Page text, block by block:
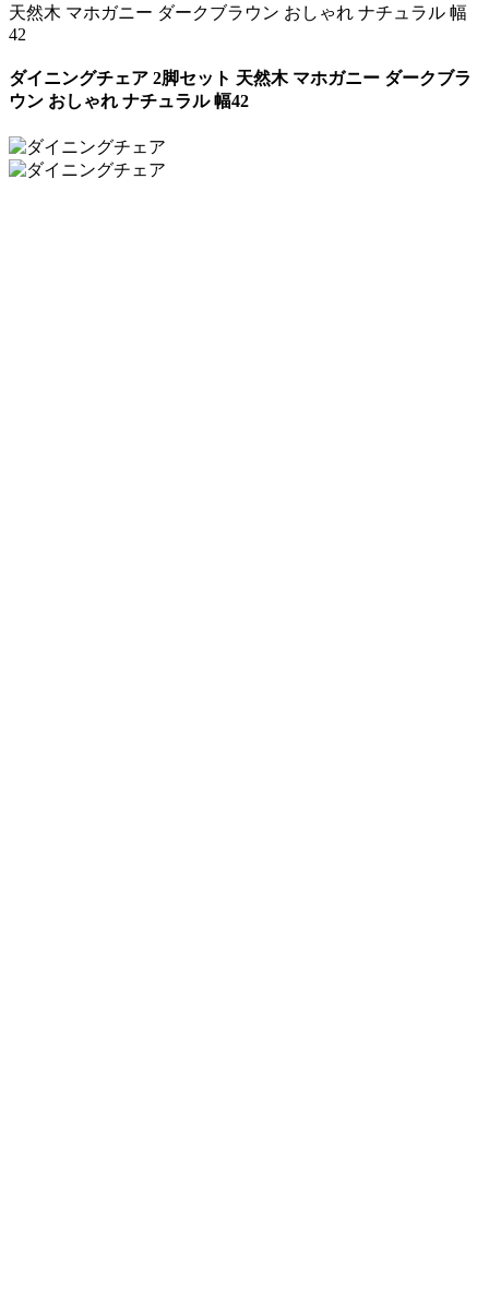
天然木 マホガニー ダークブラウン おしゃれ ナチュラル 幅
42
ダイニングチェア 2脚セット 天然木 マホガニー ダークブラ
ウン おしゃれ ナチュラル 幅42